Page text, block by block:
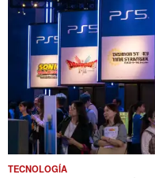
TECNOLOGÍA